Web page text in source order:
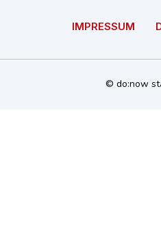
IMPRESSUM
© do:now